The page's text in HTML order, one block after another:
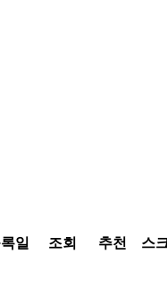
일 조회 추천 스